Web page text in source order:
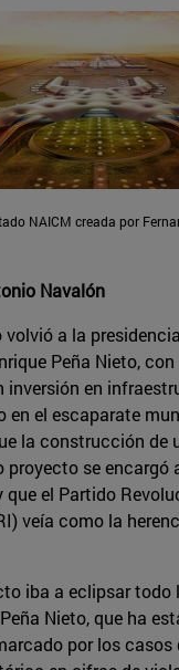
NAICM creada por
Navalón
volvió a la
Peña Nieto,
inversión en
en el escaparate
la construcción de
proyecto se encargó
que el Partido
veía como la
iba a eclipsar todo
Nieto, que ha
por los casos